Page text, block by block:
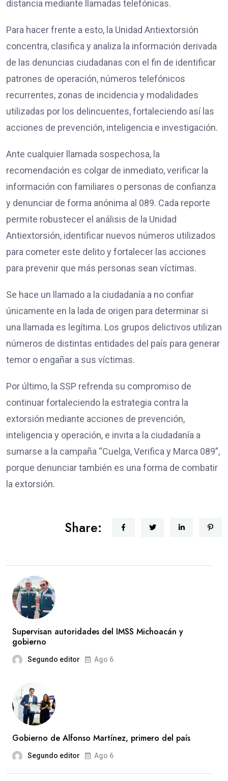
distancia mediante llamadas telefónicas.
Para hacer frente a esto, la Unidad Antiextorsión
concentra, clasifica y analiza la información derivada
de las denuncias ciudadanas con el fin de identificar
patrones de operación, números telefónicos
recurrentes, zonas de incidencia y modalidades
utilizadas por los delincuentes, fortaleciendo así las
acciones de prevención, inteligencia e investigación.
Ante cualquier llamada sospechosa, la
recomendación es colgar de inmediato, verificar la
información con familiares o personas de confianza
y denunciar de forma anónima al 089. Cada reporte
permite robustecer el análisis de la Unidad
Antiextorsión, identificar nuevos números utilizados
para cometer este delito y fortalecer las acciones
para prevenir que más personas sean víctimas.
Se hace un llamado a la ciudadanía a no confiar
únicamente en la lada de origen para determinar si
una llamada es legítima. Los grupos delictivos utilizan
números de distintas entidades del país para generar
temor o engañar a sus víctimas.
Por último, la SSP refrenda su compromiso de
continuar fortaleciendo la estrategia contra la
extorsión mediante acciones de prevención,
inteligencia y operación, e invita a la ciudadanía a
sumarse a la campaña “Cuelga, Verifica y Marca 089”,
porque denunciar también es una forma de combatir
la extorsión.
Share:
Supervisan autoridades del IMSS Michoacán y
gobierno
Segundo editor Ago 6
Gobierno de Alfonso Martínez, primero del país
Segundo editor Ago 6